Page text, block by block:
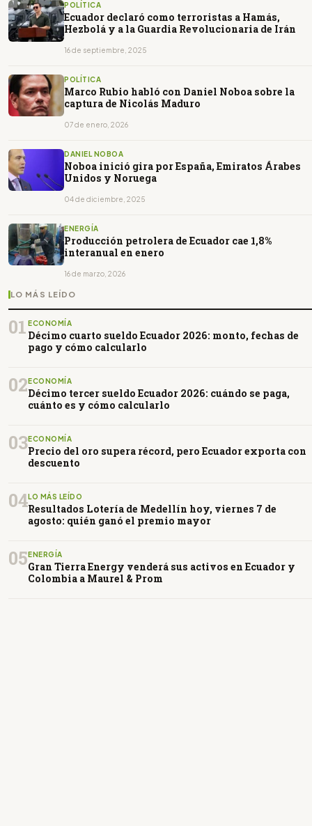
POLÍTICA
Ecuador declaró como terroristas a Hamás,
Hezbolá y a la Guardia Revolucionaria de Irán
16 de septiembre, 2025
POLÍTICA
Marco Rubio habló con Daniel Noboa sobre la
captura de Nicolás Maduro
07 de enero, 2026
DANIEL NOBOA
Noboa inició gira por España, Emiratos Árabes
Unidos y Noruega
04 de diciembre, 2025
ENERGÍA
Producción petrolera de Ecuador cae 1,8%
interanual en enero
16 de marzo, 2026
LO MÁS LEÍDO
01 ECONOMÍA
Décimo cuarto sueldo Ecuador 2026: monto, fechas de
pago y cómo calcularlo
02 ECONOMÍA
Décimo tercer sueldo Ecuador 2026: cuándo se paga,
cuánto es y cómo calcularlo
03ECONOMÍA
Precio del oro supera récord, pero Ecuador exporta con
descuento
04LO MÁS LEÍDO
Resultados Lotería de Medellín hoy, viernes 7 de
agosto: quién ganó el premio mayor
05 ENERGÍA
Gran Tierra Energy venderá sus activos en Ecuador y
Colombia a Maurel & Prom